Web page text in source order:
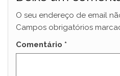
O seu endereço de email
Campos obrigatórios
Comentário *